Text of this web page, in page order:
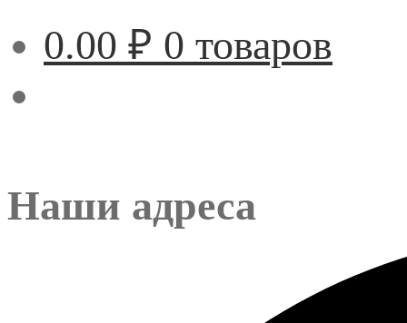
0.00 ₽ 0 товаров
Наши адреса